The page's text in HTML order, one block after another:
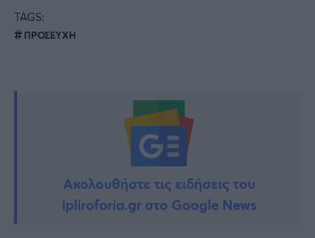
TAGS:
ΠΡΟΣΕΥΧΗ
Ακολουθήστε τις ειδήσεις του
ipliroforia.gr στο Google News